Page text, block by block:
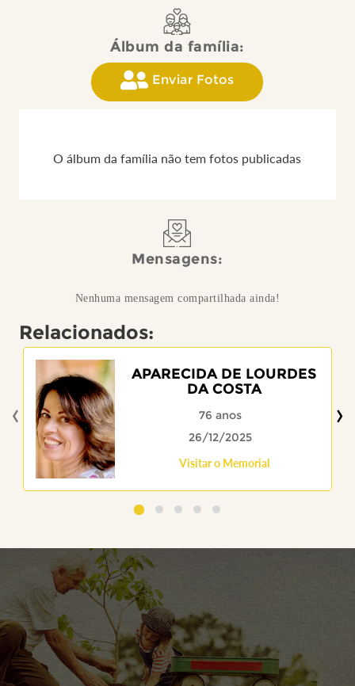
Álbum da família:
Enviar Fotos
O álbum da família não tem fotos publicadas
Mensagens:
Nenhuma mensagem compartilhada ainda!
Relacionados:
APARECIDA DE LOURDES
DA COSTA
76 anos
26/12/2025
Visitar o Memorial
‹ ›